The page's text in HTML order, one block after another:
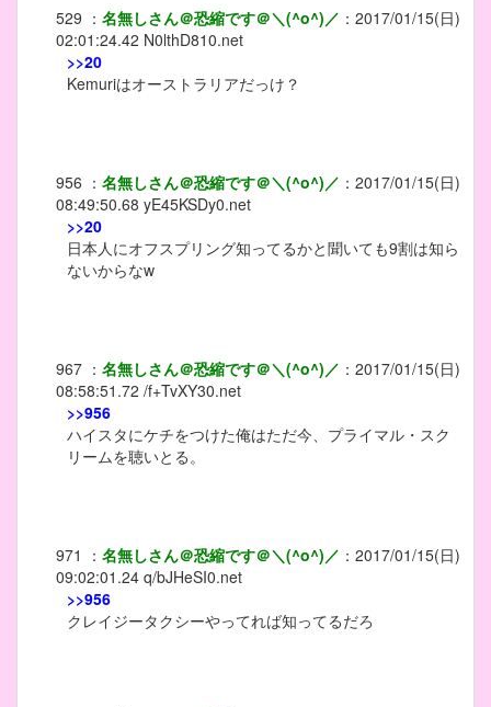
529 ： 名無しさん＠恐縮です＠＼(^o^)／ ： 2017/01/15(日)
02:01:24.42 N0lthD810.net
>>20
Kemuriはオーストラリアだっけ？
956 ： 名無しさん＠恐縮です＠＼(^o^)／ ： 2017/01/15(日)
08:49:50.68 yE45KSDy0.net
>>20
日本人にオフスプリング知ってるかと聞いても9割は知ら
ないからなw
967 ： 名無しさん＠恐縮です＠＼(^o^)／ ： 2017/01/15(日)
08:58:51.72 /f+TvXY30.net
>>956
ハイスタにケチをつけた俺はただ今、プライマル・スク
リームを聴いとる。
971 ： 名無しさん＠恐縮です＠＼(^o^)／ ： 2017/01/15(日)
09:02:01.24 q/bJHeSI0.net
>>956
クレイジータクシーやってれば知ってるだろ